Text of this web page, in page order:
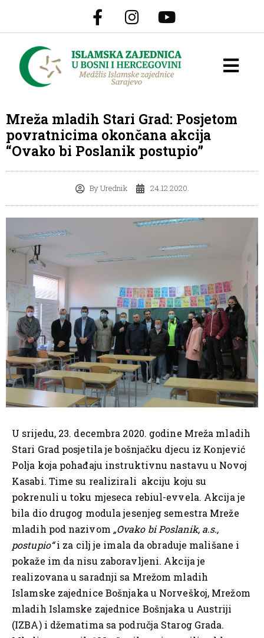
Mreža mladih Stari Grad: Posjetom
povratnicima okončana akcija
“Ovako bi Poslanik postupio”
ByUrednik 24.12.2020.
U srijedu, 23. decembra 2020. godine Mreža mladih
Stari Grad posjetila je bošnjačku djecu iz Konjević
Polja koja pohađaju instruktivnu nastavu u Novoj
Kasabi. Time su realizirali akciju koju su
pokrenuli u toku mjeseca rebiul-evvela. Akcija je
bila dio drugog modula jesenjeg semestra Mreže
mladih pod nazivom „Ovako bi Poslanik, a.s.,
postupio“i za cilj je imala da obraduje mališane i
pokaže im da nisu zaboravljeni. Akcija je
realizovana u saradnji sa Mrežom mladih
Islamske zajednice Bošnjaka u Norveškoj, Mrežom
mladih Islamske zajednice Bošnjaka u Austriji
(IZBA) i džematima sa područja Starog Grada.